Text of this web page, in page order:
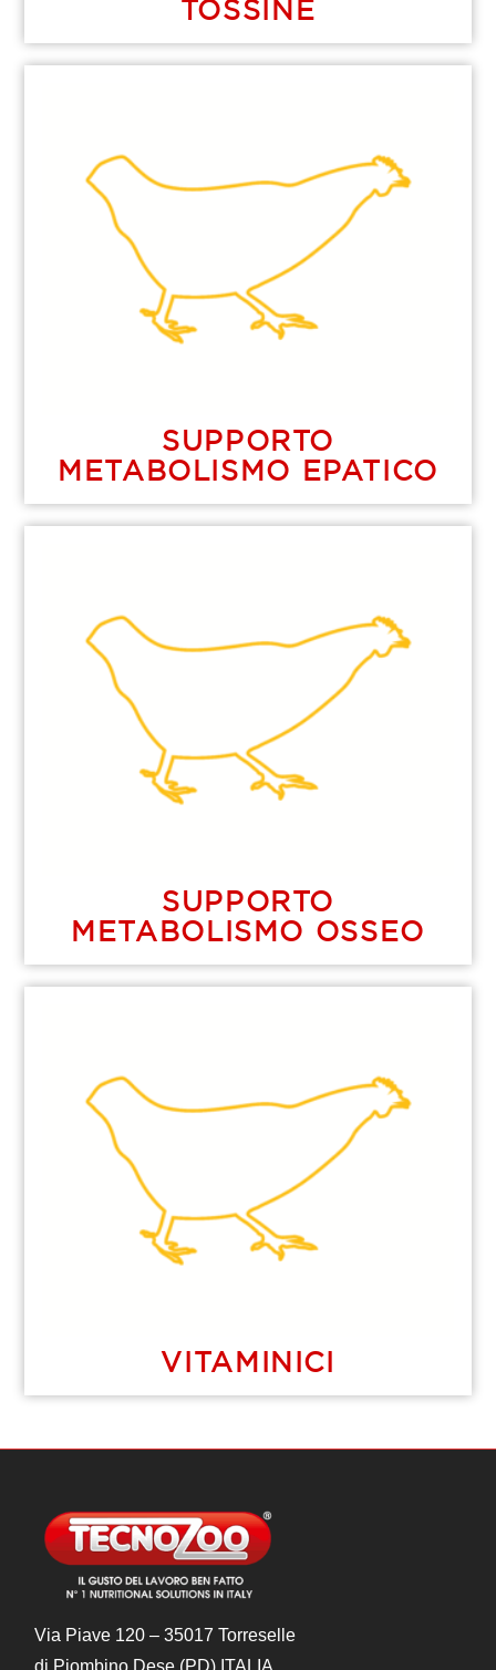
TOSSINE
SUPPORTO
METABOLISMO EPATICO
SUPPORTO
METABOLISMO OSSEO
VITAMINICI
Via Piave 120 – 35017 Torreselle